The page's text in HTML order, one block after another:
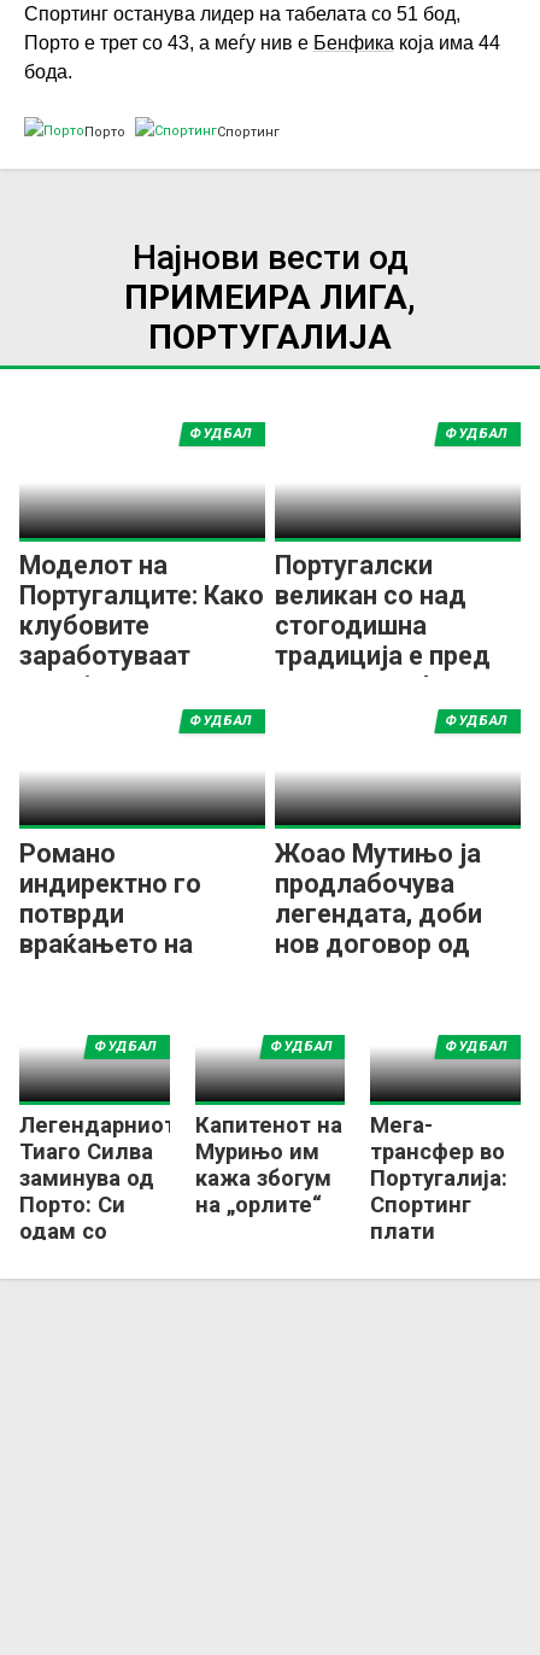
Спортинг останува лидер на табелата со 51 бод,
Порто е трет со 43, а меѓу нив е Бенфика која има 44
бода.
Порто Спортинг
Најнови вести од
ПРИМЕИРА ЛИГА,
ПОРТУГАЛИЈА
Моделот на
Португалците: Како
клубовите
заработуваат
милијарди од
ФУДБАЛ
Португалски
великан со над
стогодишна
традиција е пред
згаснување!
ФУДБАЛ
Романо
индиректно го
потврди
враќањето на
тренер!
ФУДБАЛ
Жоао Мутињо ја
продлабочува
легендата, доби
нов договор од
ФУДБАЛ
Легендарниот
Тиаго Силва
заминува од
Порто: Си
одам со
титула!
ФУДБАЛ
Капитенот на
Мурињо им
кажа збогум
на „орлите“
ФУДБАЛ
Мега-
трансфер во
Португалија:
Спортинг
плати
милиони
ФУДБАЛ